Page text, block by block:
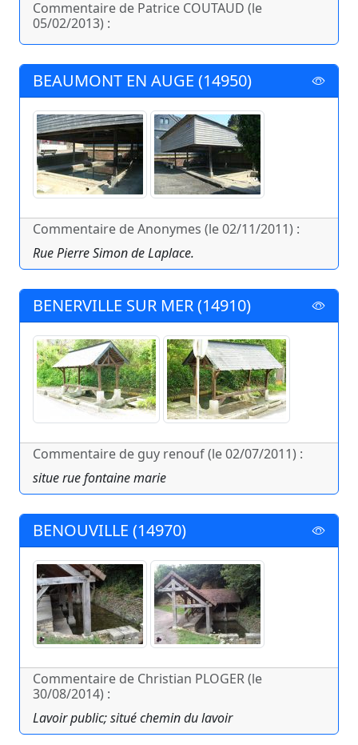
Commentaire de Patrice COUTAUD (le
05/02/2013) :
BEAUMONT EN AUGE (14950)
Commentaire de Anonymes (le 02/11/2011) :
Rue Pierre Simon de Laplace.
BENERVILLE SUR MER (14910)
Commentaire de guy renouf (le 02/07/2011) :
situe rue fontaine marie
BENOUVILLE (14970)
Commentaire de Christian PLOGER (le
30/08/2014) :
Lavoir public; situé chemin du lavoir